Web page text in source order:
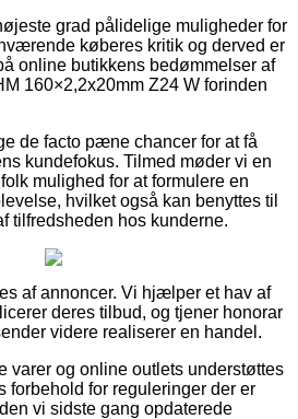
grad pålidelige muligheder for
køberes kritik og derved er
online butikkens bedømmelser af
160×2,2x20mm Z24 W forinden
de facto pæne chancer for at få
kundefokus. Tilmed møder vi en
mulighed for at formulere en
hvilket også kan benyttes til
tilfredsheden hos kunderne.
af annoncer. Vi hjælper et hav af
deres tilbud, og tjener honorar
videre realiserer en handel.
varer og online outlets understøttes
forbehold for reguleringer der er
vi sidste gang opdaterede